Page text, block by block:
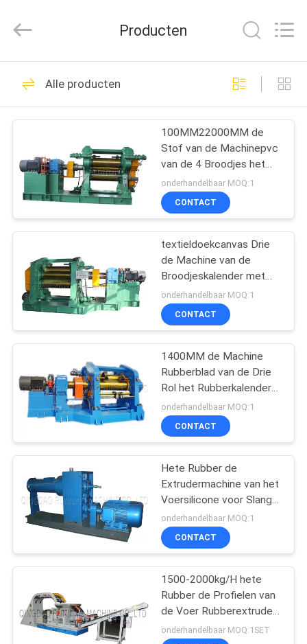
HUIS
PRODUCTEN
ONGEVEER
ONS
FABRIEKSREIS
KWALITEITSCONTROLE
CONTACTEER
ONS
NIEUWS
GEVALLEN
SITEMAP
PRIVACY
POLICY
Machine
CO.,LTD.
Reserved.
rubber het maken
21
rubberknedermachine
38
rubber het mengen
zich molenmachine
66
Rubber het
Vulcaniseren
Persmachine
Producten
Alle producten
100MM22000MM de
Stof van de Machinepvc
van de 4 Broodjes het
Rubberkalender
Kalanderen
onderhandelbaar MOQ:1
CONTACT
textieldoekcanvas Drie
de Machine van de
Broodjeskalender met
PLC Controle
onderhandelbaar MOQ:1
CONTACT
1400MM de Machine
Rubberblad van de Drie
Rol het Rubberkalender
Uitdrijven
onderhandelbaar MOQ:1
CONTACT
Hete Rubber de
Extrudermachine van het
Voersilicone voor Slang
en Draad
onderhandelbaar MOQ:1
CONTACT
1500-2000kg/H hete
Rubber de Profielen van
de Voer Rubberextruder
Productie
onderhandelbaar MOQ:1SET